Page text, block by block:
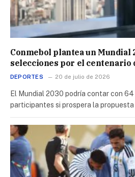
Conmebol plantea un Mundial
selecciones por el centenario
DEPORTES 20 de julio de 2026
El Mundial 2030 podría contar con
participantes si prospera la